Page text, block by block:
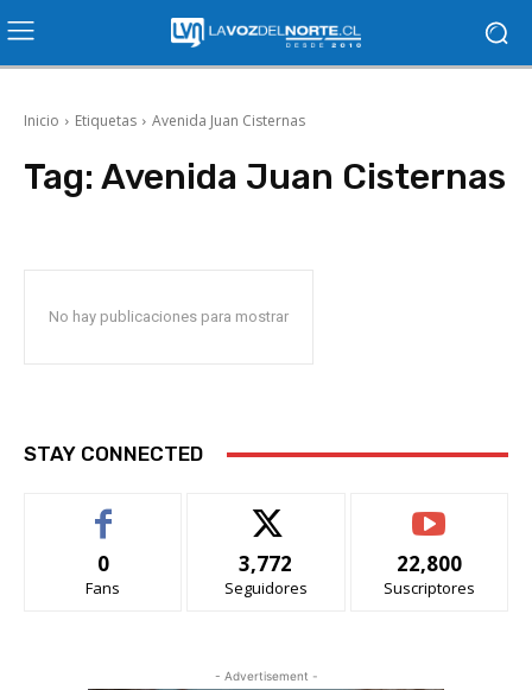
Inicio Etiquetas Avenida Juan Cisternas
Tag: Avenida Juan Cisternas
No hay publicaciones para mostrar
STAY CONNECTED
0
Fans
3,772
Seguidores
22,800
Suscriptores
- Advertisement -